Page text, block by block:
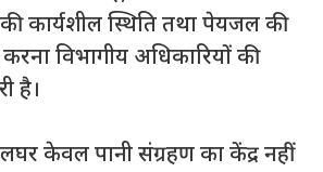
कार्यशील स्थिति तथा पेयजल की
विभागीय अधिकारियों की
है।
केवल पानी संग्रहण का केंद्र नहीं